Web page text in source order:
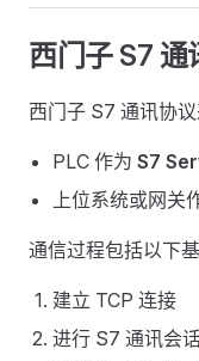
西门子 S7
西门子 S7 通讯协议
PLC 作为 S7
上位系统或网关
通信过程包括以下基
建立 TCP 连接
进行 S7 通讯会